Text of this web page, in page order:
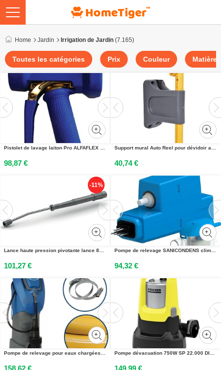
Home Jardin Irrigation de Jardin (7.165)
Toutes les catégories Prix Couleur Matière
Pistolet de lavage laiton Pro ALFAFLEX PISTOLET
98,87 €
Support mural Auto Reel pour dévidoir automatique HOZELOCK Z71023
40,74 €
-11%
Lance haute pression pivotante lance 840 mm KÄRCHER 41120060
101,27 €
Pompe de relevage SANICONDENS clim mini 3S de D16 mm SFA CLIMNINI3S
94,32 €
Pompe de relevage pour eaux chargées 0,75 kW plastique 12 m³/h RENSON 854291 Pompe dévacuation 750W SP 22.000 DIRT LEVEL SENSOR pour eau chargée KÄRCHER 16458510